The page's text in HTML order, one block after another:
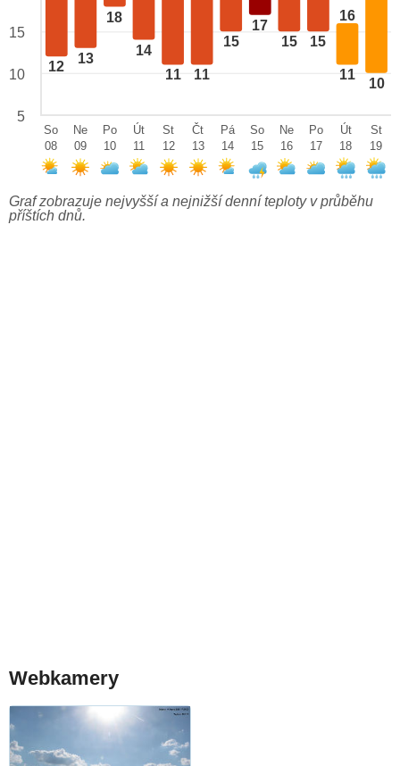
12
13
18
14
11 11
15
17
15 15
16
11
10
15
10
5
So
08
Ne
09
Po
10
Út
11
St
12
Čt
13
Pá
14
So
15
Ne
16
Po
17
Út
18
St
19
Graf zobrazuje nejvyšší a nejnižší denní teploty v průběhu
příštích dnů.
Webkamery